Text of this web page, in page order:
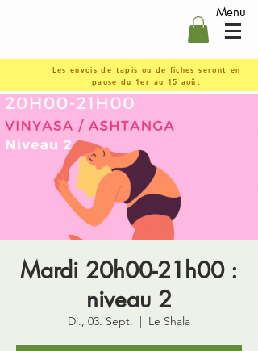
Menu
Les envois de tapis ou de fiches seront en
pause du 1er au 15 août
Mardi 20h00-21h00 :
niveau 2
Di., 03. Sept.
  |
Le Shala